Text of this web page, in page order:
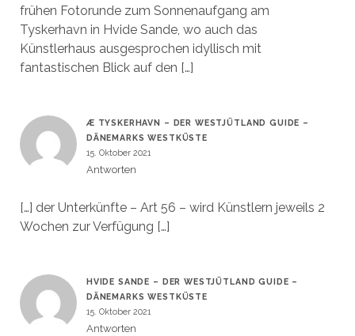
frühen Fotorunde zum Sonnenaufgang am
Tyskerhavn in Hvide Sande, wo auch das
Künstlerhaus ausgesprochen idyllisch mit
fantastischen Blick auf den […]
Æ TYSKERHAVN – DER WESTJÜTLAND GUIDE –
DÄNEMARKS WESTKÜSTE
15. Oktober 2021
Antworten
[…] der Unterkünfte – Art 56 – wird Künstlern jeweils 2
Wochen zur Verfügung […]
HVIDE SANDE – DER WESTJÜTLAND GUIDE –
DÄNEMARKS WESTKÜSTE
15. Oktober 2021
Antworten